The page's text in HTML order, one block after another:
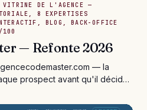
VITRINE DE L'AGENCE —
8 EXPERTISES
BLOG, BACK-OFFICE
100
— Refonte 2026
— la
prospect avant qu'il décide
hero tracé à la main, scroll